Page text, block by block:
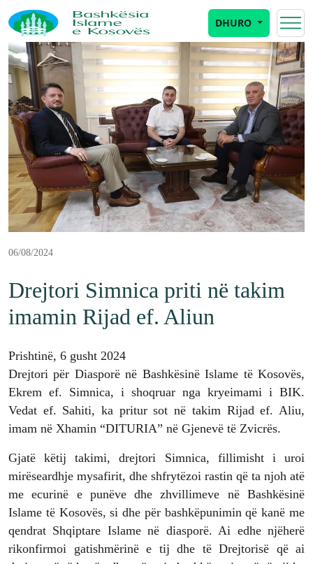
DHURO
06/08/2024
Drejtori Simnica priti në takim
imamin Rijad ef. Aliun
Prishtinë, 6 gusht 2024
Drejtori për Diasporë në Bashkësinë Islame të Kosovës,
Ekrem ef. Simnica, i shoqruar nga kryeimami i BIK.
Vedat ef. Sahiti, ka pritur sot në takim Rijad ef. Aliu,
imam në Xhamin “DITURIA” në Gjenevë të Zvicrës.
Gjatë këtij takimi, drejtori Simnica, fillimisht i uroi
mirëseardhje mysafirit, dhe shfrytëzoi rastin që ta njoh atë
me ecurinë e punëve dhe zhvillimeve në Bashkësinë
Islame të Kosovës, si dhe për bashkëpunimin që kanë me
qendrat Shqiptare Islame në diasporë. Ai edhe njëherë
rikonfirmoi gatishmërinë e tij dhe të Drejtorisë që ai